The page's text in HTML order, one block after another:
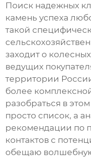
Поиск надежных
камень успеха
такой
заходит о
ведущих
территории
более
разобраться в
просто список, а
рекомендации по
контактов с
обещаю волшебную